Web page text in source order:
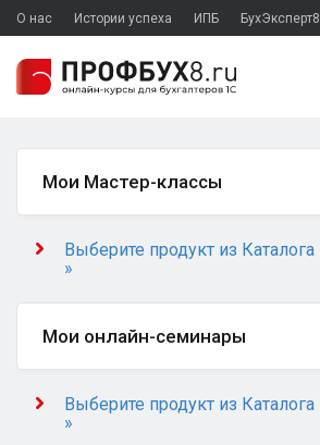
О нас Истории успеха ИПБ БухЭксперт8
Мои Мастер-классы
Выберите продукт из Каталога
»
Мои онлайн-семинары
Выберите продукт из Каталога
»